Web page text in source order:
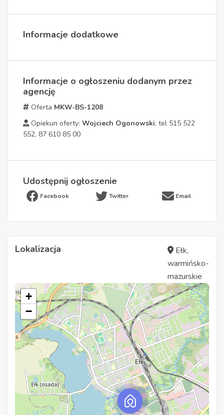
Informacje dodatkowe
Informacje o ogłoszeniu dodanym przez
agencję
Oferta MKW-BS-1208
Opiekun oferty: Wojciech Ogonowski, tel 515 522
552, 87 610 85 00
Udostępnij ogłoszenie
Facebook Twitter Email
Lokalizacja
Ełk,
warmińsko-
mazurskie
+
−